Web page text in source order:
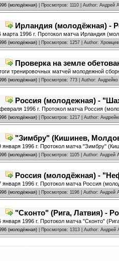
(молодёжная) | Просмотров: 1110 | Author: Андрей
Ирландия (молодёжная) -
марта 1996 г. Протокол матча Ирландия
(молодёжная) | Просмотров: 1257 | Author:
Проверка на земле
тренировочных матчей молодежной
(молодёжная) | Просмотров: 773 | Author:
Россия (молодежная) -
1996 г. Протокол матча Россия
(молодёжная) | Просмотров: 1217 | Author:
"Зимбру" (Кишинев,
января 1996 г. Протокол матча "Зимбру"
(молодёжная) | Просмотров: 1105 | Author: Андрей
Россия (молодёжная) -
января 1996 г. Протокол матча Россия
(молодёжная) | Просмотров: 1196 | Author: Андрей
"Сконто" (Рига, Латвия) -
января 1996 г. Протокол матча "Сконто"
(молодёжная) | Просмотров: 1313 | Author: Андрей